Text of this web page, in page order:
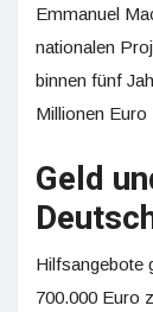
Emmanuel
nationalen
binnen fünf
Millionen Euro
Geld
Hilfsangebote
700.000 Euro